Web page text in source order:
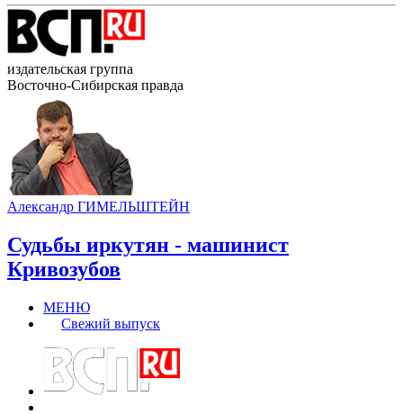
издательская группа
Восточно-Сибирская правда
Александр ГИМЕЛЬШТЕЙН
Судьбы иркутян - машинист
Кривозубов
МЕНЮ
Свежий выпуск